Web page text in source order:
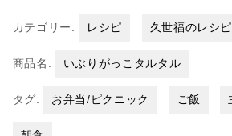
カテゴリー: レシピ 久世福のレシピ
商品名: いぶりがっこタルタル
タグ: お弁当/ピクニック ご飯